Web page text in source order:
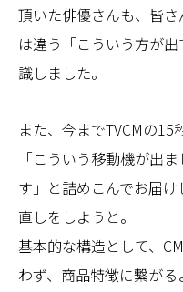
頂いた俳優さんも、皆
は違う「こういう方が
識しました。
また、今までTVCMの
「こういう移動機が出
す」と詰めこんでお届
直しをしようと。
基本的な構造として、
わず、商品特徴に繋が